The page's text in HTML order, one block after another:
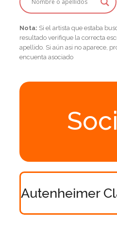
Nota: Si el artista que estaba
resultado verifique la correcta
apellido. Si aún asi no aparece,
encuenta asociado
Autenheimer